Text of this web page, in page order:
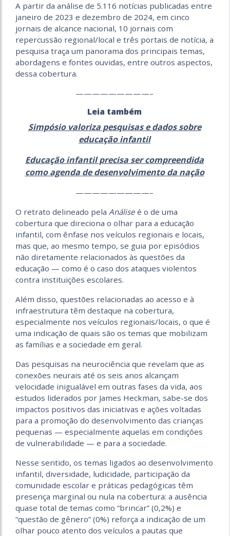
A partir da análise de 5.116 notícias publicadas entre
janeiro de 2023 e dezembro de 2024, em cinco
jornais de alcance nacional, 10 jornais com
repercussão regional/local e três portais de notícia, a
pesquisa traça um panorama dos principais temas,
abordagens e fontes ouvidas, entre outros aspectos,
dessa cobertura.
—————————–
Leia também
Simpósio valoriza pesquisas e dados sobre
educação infantil
Educação infantil precisa ser compreendida
como agenda de desenvolvimento da nação
—————————–
O retrato delineado pela Análise é o de uma
cobertura que direciona o olhar para a educação
infantil, com ênfase nos veículos regionais e locais,
mas que, ao mesmo tempo, se guia por episódios
não diretamente relacionados às questões da
educação — como é o caso dos ataques violentos
contra instituições escolares.
Além disso, questões relacionadas ao acesso e à
infraestrutura têm destaque na cobertura,
especialmente nos veículos regionais/locais, o que é
uma indicação de quais são os temas que mobilizam
as famílias e a sociedade em geral.
Das pesquisas na neurociência que revelam que as
conexões neurais até os seis anos alcançam
velocidade inigualável em outras fases da vida, aos
estudos liderados por James Heckman, sabe-se dos
impactos positivos das iniciativas e ações voltadas
para a promoção do desenvolvimento das crianças
pequenas — especialmente aquelas em condições
de vulnerabilidade — e para a sociedade.
Nesse sentido, os temas ligados ao desenvolvimento
infantil, diversidade, ludicidade, participação da
comunidade escolar e práticas pedagógicas têm
presença marginal ou nula na cobertura: a ausência
quase total de temas como “brincar” (0,2%) e
“questão de gênero” (0%) reforça a indicação de um
olhar pouco atento dos veículos a pautas que